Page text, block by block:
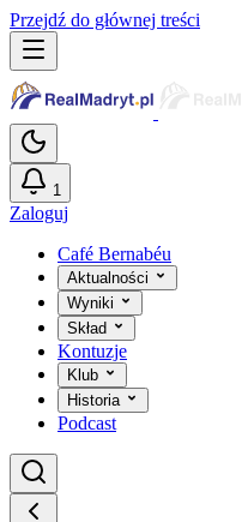
Przejdź do głównej treści
1
Zaloguj
Café Bernabéu
Aktualności
Wyniki
Skład
Kontuzje
Klub
Historia
Podcast